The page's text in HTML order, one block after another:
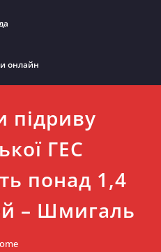
онлайн
підриву
ГЕС
понад 1,4
– Шмигаль